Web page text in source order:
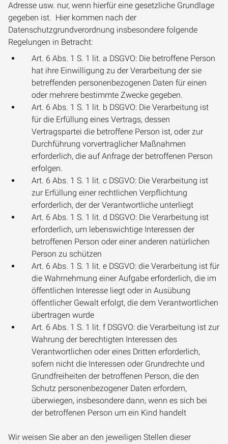
Adresse usw. nur, wenn hierfür eine gesetzliche Grundlage
gegeben ist. Hier kommen nach der
Datenschutzgrundverordnung insbesondere folgende
Regelungen in Betracht:
Art. 6 Abs. 1 S. 1 lit. a DSGVO: Die betroffene Person
hat ihre Einwilligung zu der Verarbeitung der sie
betreffenden personenbezogenen Daten für einen
oder mehrere bestimmte Zwecke gegeben.
Art. 6 Abs. 1 S. 1 lit. b DSGVO: Die Verarbeitung ist
für die Erfüllung eines Vertrags, dessen
Vertragspartei die betroffene Person ist, oder zur
Durchführung vorvertraglicher Maßnahmen
erforderlich, die auf Anfrage der betroffenen Person
erfolgen.
Art. 6 Abs. 1 S. 1 lit. c DSGVO: Die Verarbeitung ist
zur Erfüllung einer rechtlichen Verpflichtung
erforderlich, der der Verantwortliche unterliegt
Art. 6 Abs. 1 S. 1 lit. d DSGVO: Die Verarbeitung ist
erforderlich, um lebenswichtige Interessen der
betroffenen Person oder einer anderen natürlichen
Person zu schützen
Art. 6 Abs. 1 S. 1 lit. e DSGVO: die Verarbeitung ist für
die Wahrnehmung einer Aufgabe erforderlich, die im
öffentlichen Interesse liegt oder in Ausübung
öffentlicher Gewalt erfolgt, die dem Verantwortlichen
übertragen wurde
Art. 6 Abs. 1 S. 1 lit. f DSGVO: die Verarbeitung ist zur
Wahrung der berechtigten Interessen des
Verantwortlichen oder eines Dritten erforderlich,
sofern nicht die Interessen oder Grundrechte und
Grundfreiheiten der betroffenen Person, die den
Schutz personenbezogener Daten erfordern,
überwiegen, insbesondere dann, wenn es sich bei
der betroffenen Person um ein Kind handelt
Wir weisen Sie aber an den jeweiligen Stellen dieser